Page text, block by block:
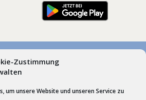
Zustimmung
um unsere Website und unseren Service zu
Heimenkirch und Scheidegg, Dr.
Schrift + Bild GmbHLindenberg im